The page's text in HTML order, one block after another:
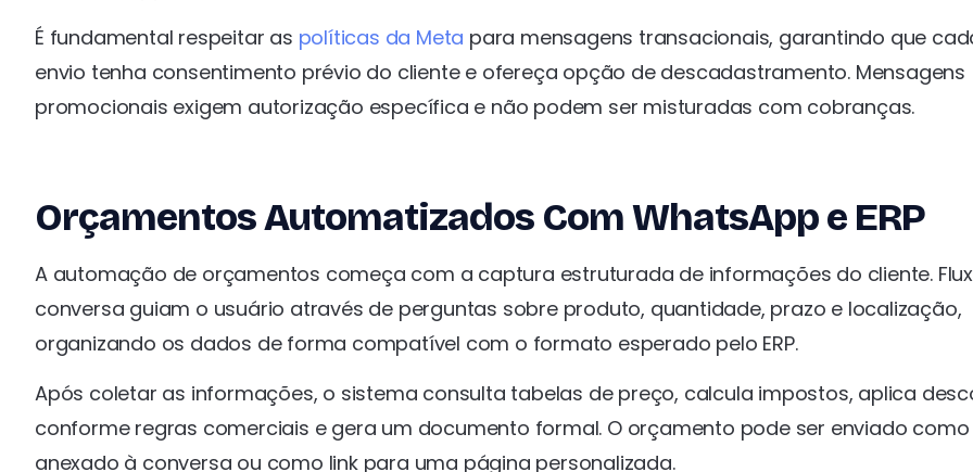
É fundamental respeitar as políticas da Meta para mensagens transacionais, garantindo que
envio tenha consentimento prévio do cliente e ofereça opção de descadastramento. Mensagens
promocionais exigem autorização específica e não podem ser misturadas com cobranças.
Orçamentos Automatizados Com WhatsApp e ERP
A automação de orçamentos começa com a captura estruturada de informações do cliente.
conversa guiam o usuário através de perguntas sobre produto, quantidade, prazo e localização,
organizando os dados de forma compatível com o formato esperado pelo ERP.
Após coletar as informações, o sistema consulta tabelas de preço, calcula impostos, aplica
conforme regras comerciais e gera um documento formal. O orçamento pode ser enviado como
anexado à conversa ou como link para uma página personalizada.